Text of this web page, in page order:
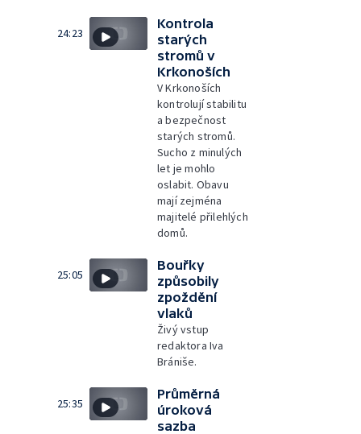
24:23
Kontrola
starých
stromů v
Krkonoších
V Krkonoších
kontrolují stabilitu
a bezpečnost
starých stromů.
Sucho z minulých
let je mohlo
oslabit. Obavu
mají zejména
majitelé přilehlých
domů.
25:05
Bouřky
způsobily
zpoždění
vlaků
Živý vstup
redaktora Iva
Brániše.
25:35
Průměrná
úroková
sazba